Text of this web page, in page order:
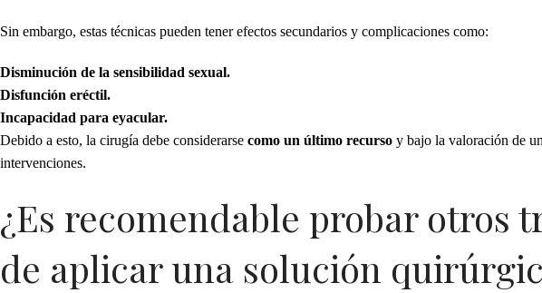
Sin embargo, estas técnicas pueden tener efectos secundarios y complicaciones como:
Disminución de la sensibilidad sexual.
Disfunción eréctil.
Incapacidad para eyacular.
Debido a esto, la cirugía debe considerarse como un último recurso y bajo la valoración de
intervenciones.
¿Es recomendable probar otros
de aplicar una solución